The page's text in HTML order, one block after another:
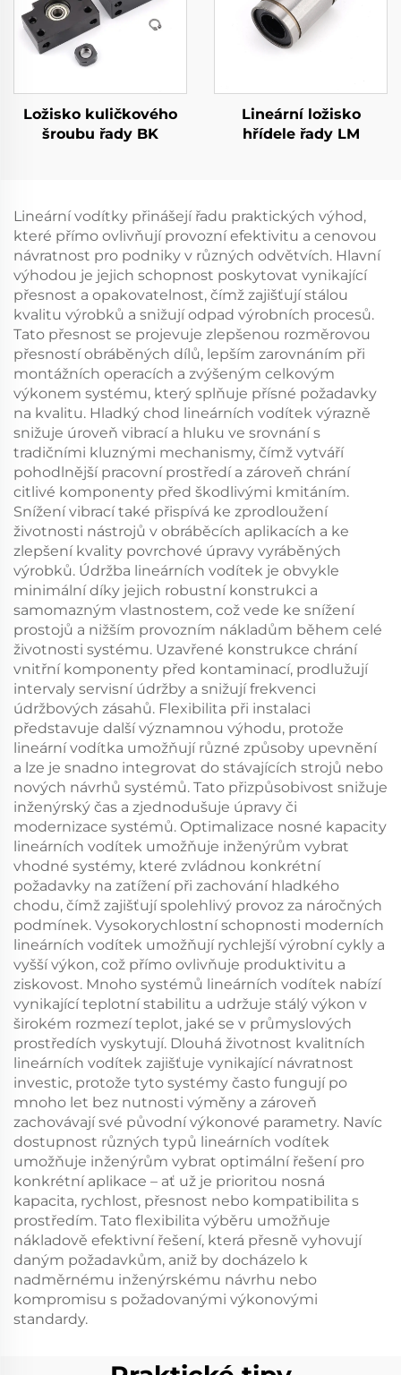
Ložisko kuličkového
šroubu řady BK
Lineární ložisko
hřídele řady LM
Lineární vodítky přinášejí řadu praktických výhod,
které přímo ovlivňují provozní efektivitu a cenovou
návratnost pro podniky v různých odvětvích. Hlavní
výhodou je jejich schopnost poskytovat vynikající
přesnost a opakovatelnost, čímž zajišťují stálou
kvalitu výrobků a snižují odpad výrobních procesů.
Tato přesnost se projevuje zlepšenou rozměrovou
přesností obráběných dílů, lepším zarovnáním při
montážních operacích a zvýšeným celkovým
výkonem systému, který splňuje přísné požadavky
na kvalitu. Hladký chod lineárních vodítek výrazně
snižuje úroveň vibrací a hluku ve srovnání s
tradičními kluznými mechanismy, čímž vytváří
pohodlnější pracovní prostředí a zároveň chrání
citlivé komponenty před škodlivými kmitáním.
Snížení vibrací také přispívá ke zprodloužení
životnosti nástrojů v obráběcích aplikacích a ke
zlepšení kvality povrchové úpravy vyráběných
výrobků. Údržba lineárních vodítek je obvykle
minimální díky jejich robustní konstrukci a
samomazným vlastnostem, což vede ke snížení
prostojů a nižším provozním nákladům během celé
životnosti systému. Uzavřené konstrukce chrání
vnitřní komponenty před kontaminací, prodlužují
intervaly servisní údržby a snižují frekvenci
údržbových zásahů. Flexibilita při instalaci
představuje další významnou výhodu, protože
lineární vodítka umožňují různé způsoby upevnění
a lze je snadno integrovat do stávajících strojů nebo
nových návrhů systémů. Tato přizpůsobivost snižuje
inženýrský čas a zjednodušuje úpravy či
modernizace systémů. Optimalizace nosné kapacity
lineárních vodítek umožňuje inženýrům vybrat
vhodné systémy, které zvládnou konkrétní
požadavky na zatížení při zachování hladkého
chodu, čímž zajišťují spolehlivý provoz za náročných
podmínek. Vysokorychlostní schopnosti moderních
lineárních vodítek umožňují rychlejší výrobní cykly a
vyšší výkon, což přímo ovlivňuje produktivitu a
ziskovost. Mnoho systémů lineárních vodítek nabízí
vynikající teplotní stabilitu a udržuje stálý výkon v
širokém rozmezí teplot, jaké se v průmyslových
prostředích vyskytují. Dlouhá životnost kvalitních
lineárních vodítek zajišťuje vynikající návratnost
investic, protože tyto systémy často fungují po
mnoho let bez nutnosti výměny a zároveň
zachovávají své původní výkonové parametry. Navíc
dostupnost různých typů lineárních vodítek
umožňuje inženýrům vybrat optimální řešení pro
konkrétní aplikace – ať už je prioritou nosná
kapacita, rychlost, přesnost nebo kompatibilita s
prostředím. Tato flexibilita výběru umožňuje
nákladově efektivní řešení, která přesně vyhovují
daným požadavkům, aniž by docházelo k
nadměrnému inženýrskému návrhu nebo
kompromisu s požadovanými výkonovými
standardy.